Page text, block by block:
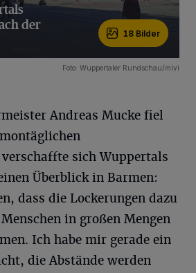
der
18 Bilder
Foto: Wuppertaler Rundschau/mivi
Andreas Mucke fiel
verschaffte sich Wuppertals
Überblick in Barmen:
dass die Lockerungen dazu
in großen Mengen
Ich habe mir gerade ein
die Abstände werden